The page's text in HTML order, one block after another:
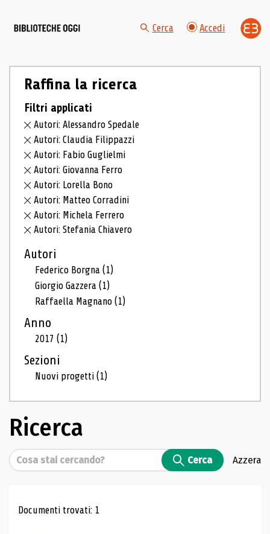
Cerca Accedi
Raffina la ricerca
Filtri applicati
Autori: Alessandro Spedale
Autori: Claudia Filippazzi
Autori: Fabio Guglielmi
Autori: Giovanna Ferro
Autori: Lorella Bono
Autori: Matteo Corradini
Autori: Michela Ferrero
Autori: Stefania Chiavero
Autori
Federico Borgna(1)
Giorgio Gazzera(1)
Raffaella Magnano(1)
Anno
2017(1)
Sezioni
Nuovi progetti(1)
Ricerca
Cerca Cerca Azzera
Risultati di ricerca
Documenti trovati: 1